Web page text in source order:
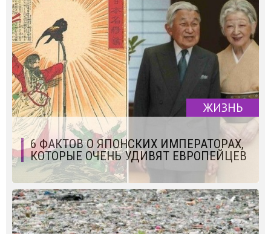
ЖИЗНЬ
6 ФАКТОВ О ЯПОНСКИХ ИМПЕРАТОРАХ,
КОТОРЫЕ ОЧЕНЬ УДИВЯТ ЕВРОПЕЙЦЕВ